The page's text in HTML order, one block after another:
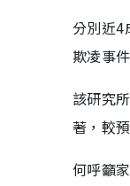
分別近4
欺凌事
該研究
著，較
何呼籲